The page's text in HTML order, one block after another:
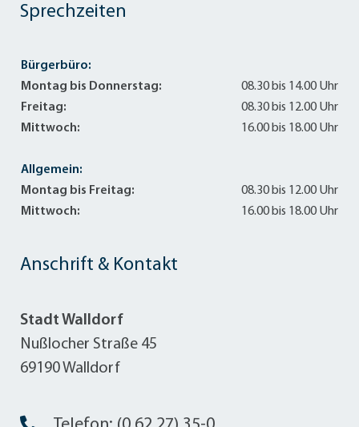
Anschrift & Kontakt
Stadt Walldorf
Nußlocher Straße 45
69190 Walldorf
Sprechzeiten
Bürgerbüro:
Montag bis Donnerstag:
08.30 bis 14.00 Uhr
Freitag:
08.30 bis 12.00 Uhr
Mittwoch:
16.00 bis 18.00 Uhr
Allgemein:
Montag bis Freitag:
08.30 bis 12.00 Uhr
Mittwoch:
16.00 bis 18.00 Uhr